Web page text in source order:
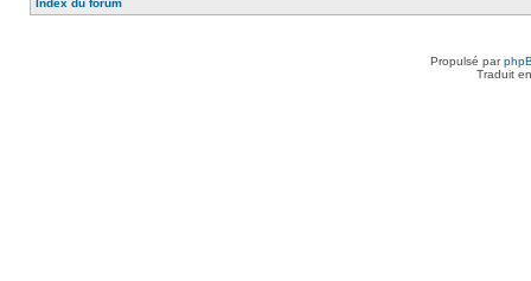
Index du forum
Propulsé par
Traduit